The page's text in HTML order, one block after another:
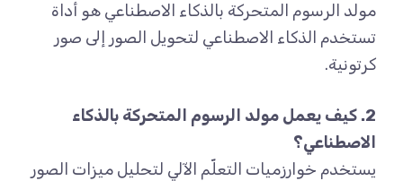
مولد الرسوم المتحركة بالذكاء الاصطناعي هو أداة
تستخدم الذكاء الاصطناعي لتحويل الصور إلى صور
كرتونية.
2. كيف يعمل مولد الرسوم المتحركة بالذكاء
الاصطناعي؟
يستخدم خوارزميات التعلّم الآلي لتحليل ميزات الصور